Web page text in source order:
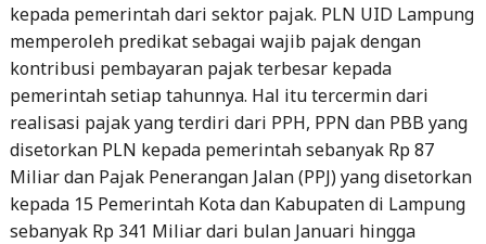
kepada pemerintah dari sektor pajak. PLN UID Lampung
memperoleh predikat sebagai wajib pajak dengan
kontribusi pembayaran pajak terbesar kepada
pemerintah setiap tahunnya. Hal itu tercermin dari
realisasi pajak yang terdiri dari PPH, PPN dan PBB yang
disetorkan PLN kepada pemerintah sebanyak Rp 87
Miliar dan Pajak Penerangan Jalan (PPJ) yang disetorkan
kepada 15 Pemerintah Kota dan Kabupaten di Lampung
sebanyak Rp 341 Miliar dari bulan Januari hingga